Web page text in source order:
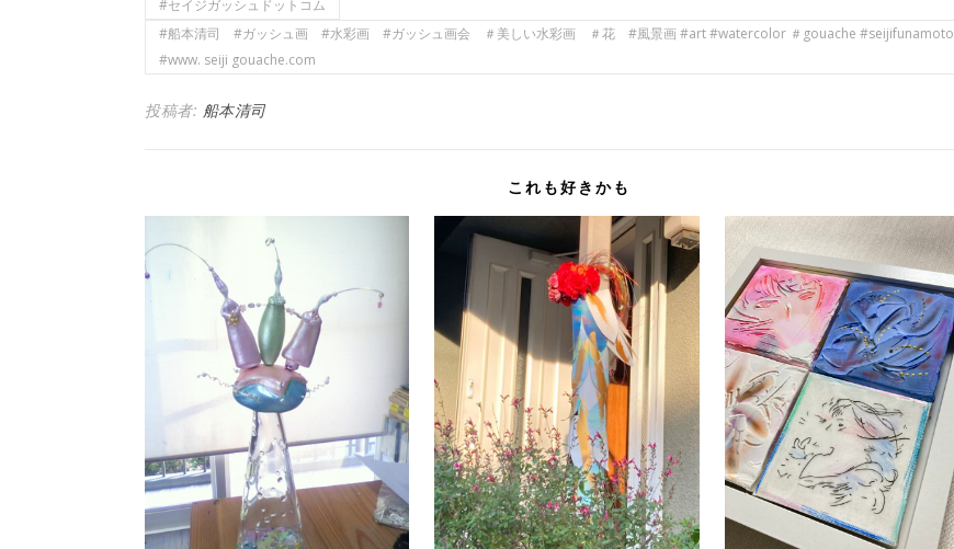
#セイジガッシュドットコム
#船本清司 #ガッシュ画 #水彩画 #ガッシュ画会 ＃美しい水彩画 ＃花 #風景画 #art #watercolor ＃gouache #seijifunamoto
#www. seiji gouache.com
投稿者: 船本清司
これも好きかも